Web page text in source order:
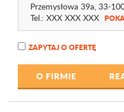
Przemysłowa 39a, 33-
Tel.: XXX XXX XXX
ZAPYTAJ O OFERTĘ
O FIRMIE